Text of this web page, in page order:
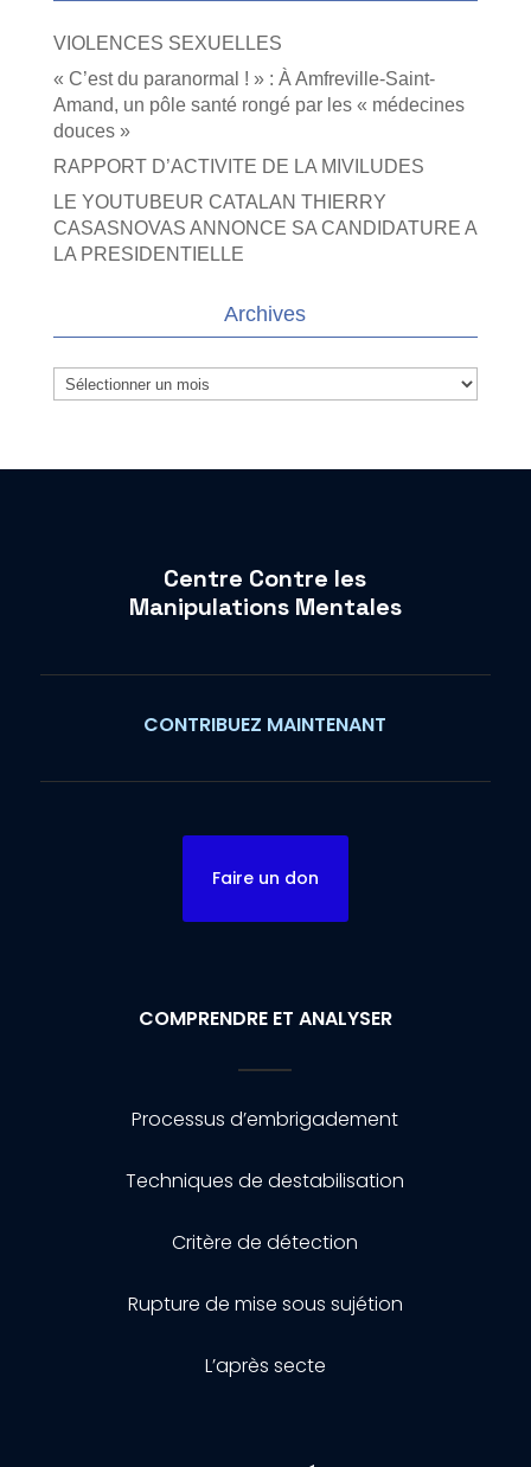
VIOLENCES SEXUELLES
« C’est du paranormal ! » : À Amfreville-Saint-
Amand, un pôle santé rongé par les « médecines
douces »
RAPPORT D’ACTIVITE DE LA MIVILUDES
LE YOUTUBEUR CATALAN THIERRY
CASASNOVAS ANNONCE SA CANDIDATURE A
LA PRESIDENTIELLE
Archives
Archives
Centre Contre les
Manipulations Mentales
CONTRIBUEZ MAINTENANT
Faire un don
COMPRENDRE ET ANALYSER
Processus d’embrigadement
Techniques de destabilisation
Critère de détection
Rupture de mise sous sujétion
L’après secte